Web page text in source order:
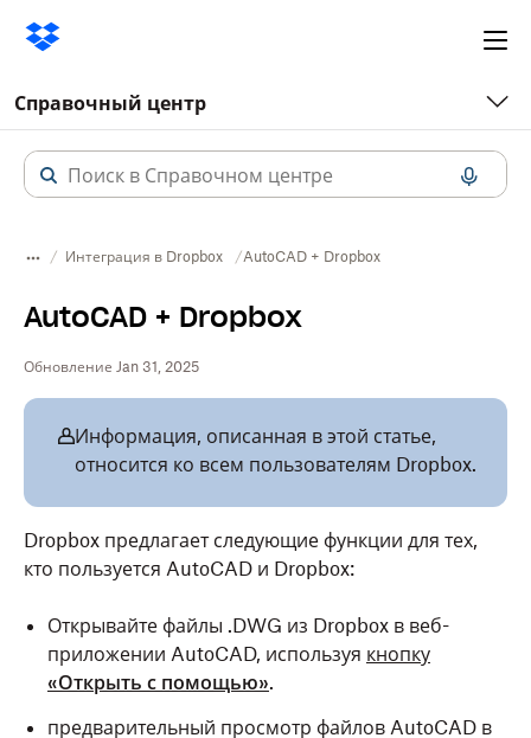
Справочный центр
Интеграция в Dropbox AutoCAD + Dropbox
AutoCAD + Dropbox
Обновление Jan 31, 2025
Информация, описанная в этой статье,
относится ко всем пользователям Dropbox.
Dropbox предлагает следующие функции для тех,
кто пользуется AutoCAD и Dropbox:
Открывайте файлы .DWG из Dropbox в веб-
приложении AutoCAD, используя кнопку
«Открыть с помощью».
предварительный просмотр файлов AutoCAD в